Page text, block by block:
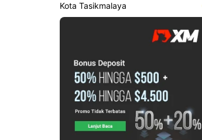
Kota Tasikmalaya